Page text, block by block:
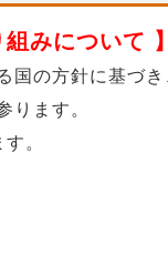
みについて 】
国の方針に基づき
ります。
。